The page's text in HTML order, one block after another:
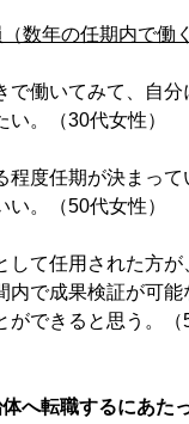
数年の任期内で働
で働いてみて、自
。（30代女性）
程度任期が決まっ
い。（50代女性）
して任用された方
内で成果検証が可能
ができると思う。（
へ転職するにあた